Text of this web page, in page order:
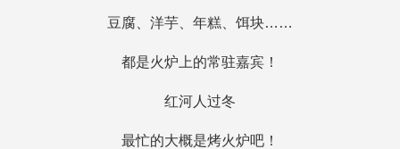
豆腐、洋芋、年糕、饵块……
都是火炉上的常驻嘉宾！
红河人过冬
最忙的大概是烤火炉吧！